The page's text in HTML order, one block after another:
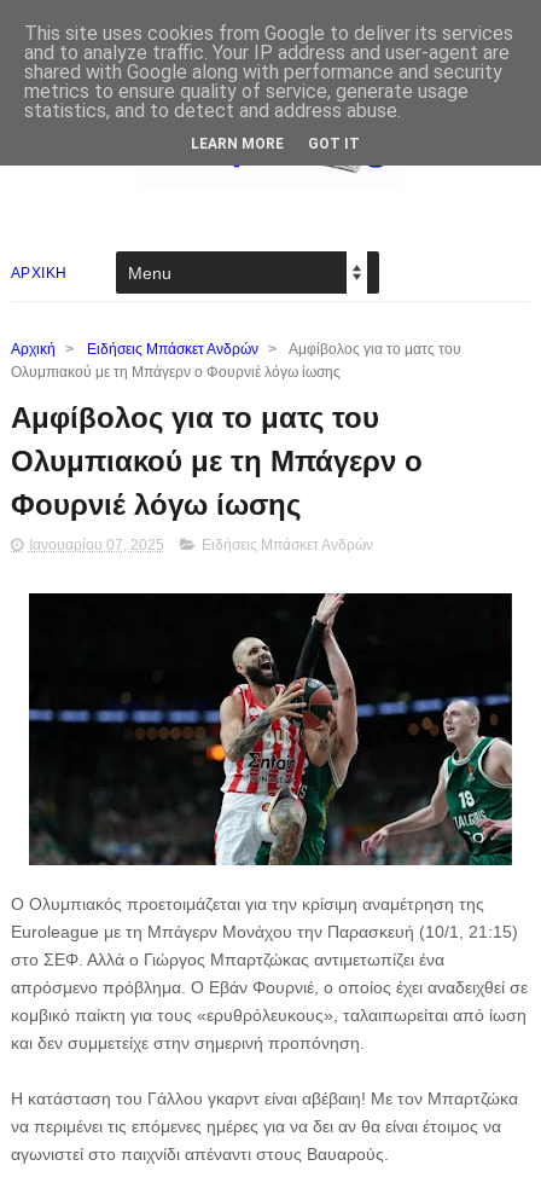
ΑΡΧΙΚΗ
Αρχική > Ειδήσεις Μπάσκετ Ανδρών >
Αμφίβολος για το ματς του
Ολυμπιακού με τη Μπάγερν ο Φουρνιέ λόγω ίωσης
Αμφίβολος για το ματς του
Ολυμπιακού με τη Μπάγερν ο
Φουρνιέ λόγω ίωσης
Ιανουαρίου 07, 2025 Ειδήσεις Μπάσκετ Ανδρών
Ο Ολυμπιακός προετοιμάζεται για την κρίσιμη αναμέτρηση της
Euroleague με τη Μπάγερν Μονάχου την Παρασκευή (10/1, 21:15)
στο ΣΕΦ. Αλλά ο Γιώργος Μπαρτζώκας αντιμετωπίζει ένα
απρόσμενο πρόβλημα. Ο Εβάν Φουρνιέ, ο οποίος έχει αναδειχθεί σε
κομβικό παίκτη για τους «ερυθρόλευκους», ταλαιπωρείται από ίωση
και δεν συμμετείχε στην σημερινή προπόνηση.
Η κατάσταση του Γάλλου γκαρντ είναι αβέβαιη! Με τον Μπαρτζώκα
να περιμένει τις επόμενες ημέρες για να δει αν θα είναι έτοιμος να
αγωνιστεί στο παιχνίδι απέναντι στους Βαυαρούς.
This site uses cookies from Google to deliver its services
and to analyze traffic. Your IP address and user-agent are
shared with Google along with performance and security
metrics to ensure quality of service, generate usage
statistics, and to detect and address abuse.
LEARN MORE GOT IT